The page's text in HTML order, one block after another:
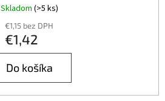
Skladom (>5 ks)
€1,15 bez DPH
€1,42
Do košíka